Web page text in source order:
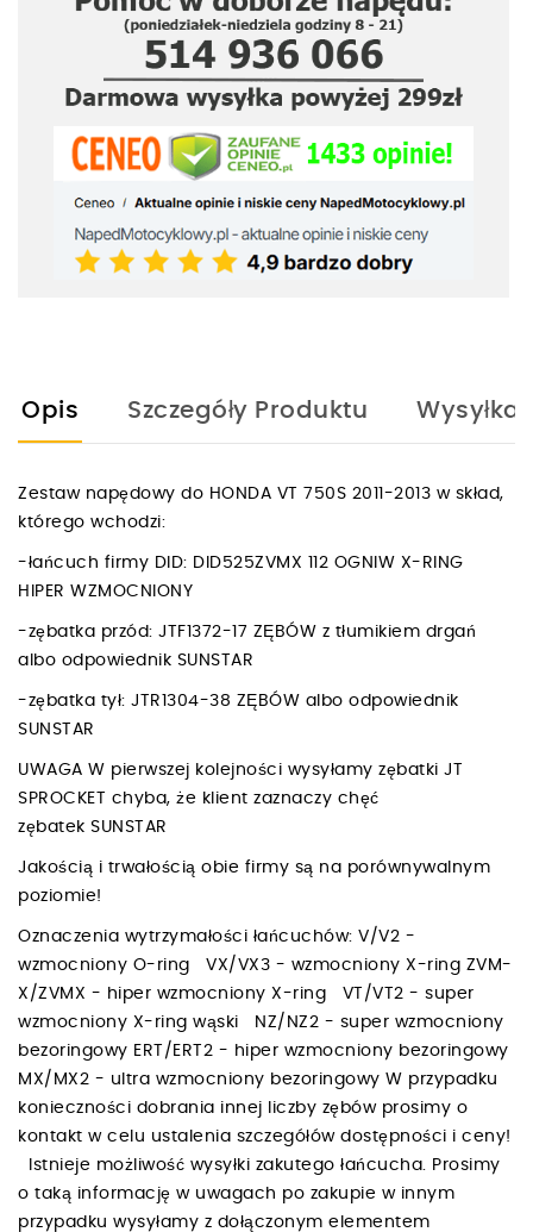
Opis Szczegóły Produktu Wysyłka
Zestaw napędowy do HONDA VT 750S 2011-2013 w skład,
którego wchodzi:
-łańcuch firmy DID: DID525ZVMX 112 OGNIW X-RING
HIPER WZMOCNIONY
-zębatka przód: JTF1372-17 ZĘBÓW z tłumikiem drgań
albo odpowiednik SUNSTAR
-zębatka tył: JTR1304-38 ZĘBÓW albo odpowiednik
SUNSTAR
UWAGA W pierwszej kolejności wysyłamy zębatki JT
SPROCKET chyba, że klient zaznaczy chęć
zębatek SUNSTAR
Jakością i trwałością obie firmy są na porównywalnym
poziomie!
Oznaczenia wytrzymałości łańcuchów: V/V2 -
wzmocniony O-ring VX/VX3 - wzmocniony X-ring ZVM-
X/ZVMX - hiper wzmocniony X-ring VT/VT2 - super
wzmocniony X-ring wąski NZ/NZ2 - super wzmocniony
bezoringowy ERT/ERT2 - hiper wzmocniony bezoringowy
MX/MX2 - ultra wzmocniony bezoringowy W przypadku
konieczności dobrania innej liczby zębów prosimy o
kontakt w celu ustalenia szczegółów dostępności i ceny!
Istnieje możliwość wysyłki zakutego łańcucha. Prosimy
o taką informację w uwagach po zakupie w innym
przypadku wysyłamy z dołączonym elementem